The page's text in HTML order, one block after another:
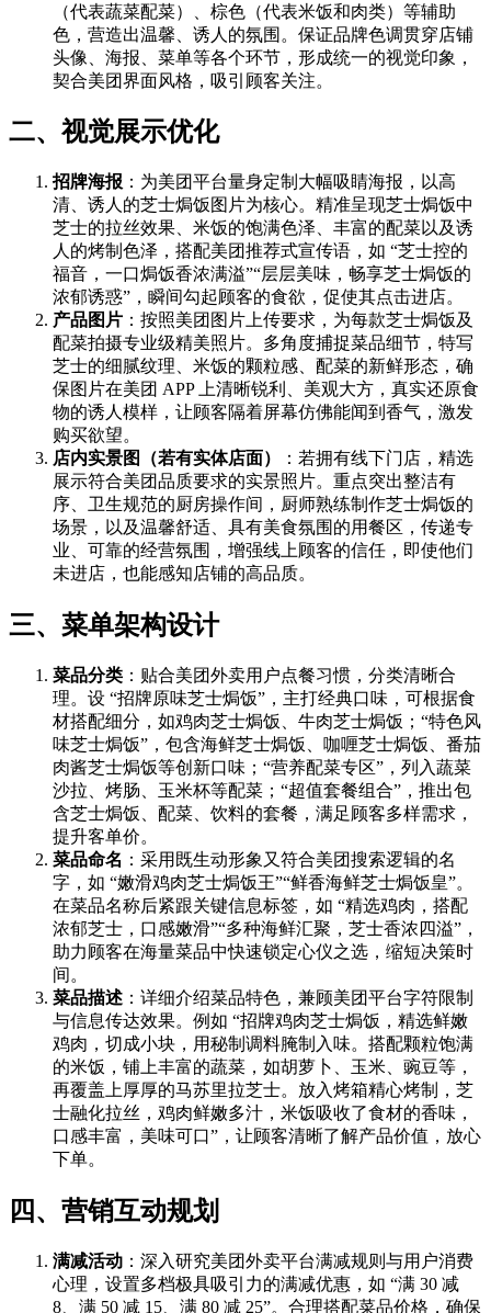
（代表蔬菜配菜）、棕色（代表米饭和肉类）等辅助
色，营造出温馨、诱人的氛围。保证品牌色调贯穿店铺
头像、海报、菜单等各个环节，形成统一的视觉印象，
契合美团界面风格，吸引顾客关注。
二、视觉展示优化
招牌海报 ：为美团平台量身定制大幅吸睛海报，以高
清、诱人的芝士焗饭图片为核心。精准呈现芝士焗饭中
芝士的拉丝效果、米饭的饱满色泽、丰富的配菜以及诱
人的烤制色泽，搭配美团推荐式宣传语，如 “芝士控的
福音，一口焗饭香浓满溢”“层层美味，畅享芝士焗饭的
浓郁诱惑”，瞬间勾起顾客的食欲，促使其点击进店。
产品图片 ：按照美团图片上传要求，为每款芝士焗饭及
配菜拍摄专业级精美照片。多角度捕捉菜品细节，特写
芝士的细腻纹理、米饭的颗粒感、配菜的新鲜形态，确
保图片在美团 APP 上清晰锐利、美观大方，真实还原食
物的诱人模样，让顾客隔着屏幕仿佛能闻到香气，激发
购买欲望。
店内实景图（若有实体店面）
：若拥有线下门店，精选
展示符合美团品质要求的实景照片。重点突出整洁有
序、卫生规范的厨房操作间，厨师熟练制作芝士焗饭的
场景，以及温馨舒适、具有美食氛围的用餐区，传递专
业、可靠的经营氛围，增强线上顾客的信任，即使他们
未进店，也能感知店铺的高品质。
三、菜单架构设计
菜品分类 ：贴合美团外卖用户点餐习惯，分类清晰合
理。设 “招牌原味芝士焗饭”，主打经典口味，可根据食
材搭配细分，如鸡肉芝士焗饭、牛肉芝士焗饭；“特色风
味芝士焗饭”，包含海鲜芝士焗饭、咖喱芝士焗饭、番茄
肉酱芝士焗饭等创新口味；“营养配菜专区”，列入蔬菜
沙拉、烤肠、玉米杯等配菜；“超值套餐组合”，推出包
含芝士焗饭、配菜、饮料的套餐，满足顾客多样需求，
提升客单价。
菜品命名 ：采用既生动形象又符合美团搜索逻辑的名
字，如 “嫩滑鸡肉芝士焗饭王”“鲜香海鲜芝士焗饭皇”。
在菜品名称后紧跟关键信息标签，如 “精选鸡肉，搭配
浓郁芝士，口感嫩滑”“多种海鲜汇聚，芝士香浓四溢”，
助力顾客在海量菜品中快速锁定心仪之选，缩短决策时
间。
菜品描述 ：详细介绍菜品特色，兼顾美团平台字符限制
与信息传达效果。例如 “招牌鸡肉芝士焗饭，精选鲜嫩
鸡肉，切成小块，用秘制调料腌制入味。搭配颗粒饱满
的米饭，铺上丰富的蔬菜，如胡萝卜、玉米、豌豆等，
再覆盖上厚厚的马苏里拉芝士。放入烤箱精心烤制，芝
士融化拉丝，鸡肉鲜嫩多汁，米饭吸收了食材的香味，
口感丰富，美味可口”，让顾客清晰了解产品价值，放心
下单。
四、营销互动规划
满减活动 ：深入研究美团外卖平台满减规则与用户消费
心理，设置多档极具吸引力的满减优惠，如 “满 30 减
8、满 50 减 15、满 80 减 25”。合理搭配菜品价格，确保